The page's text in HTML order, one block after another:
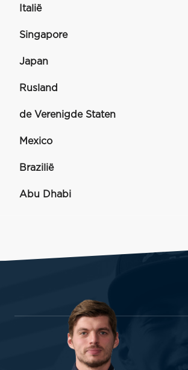
Italië
Singapore
Japan
Rusland
de Verenigde Staten
Mexico
Brazilië
Abu Dhabi